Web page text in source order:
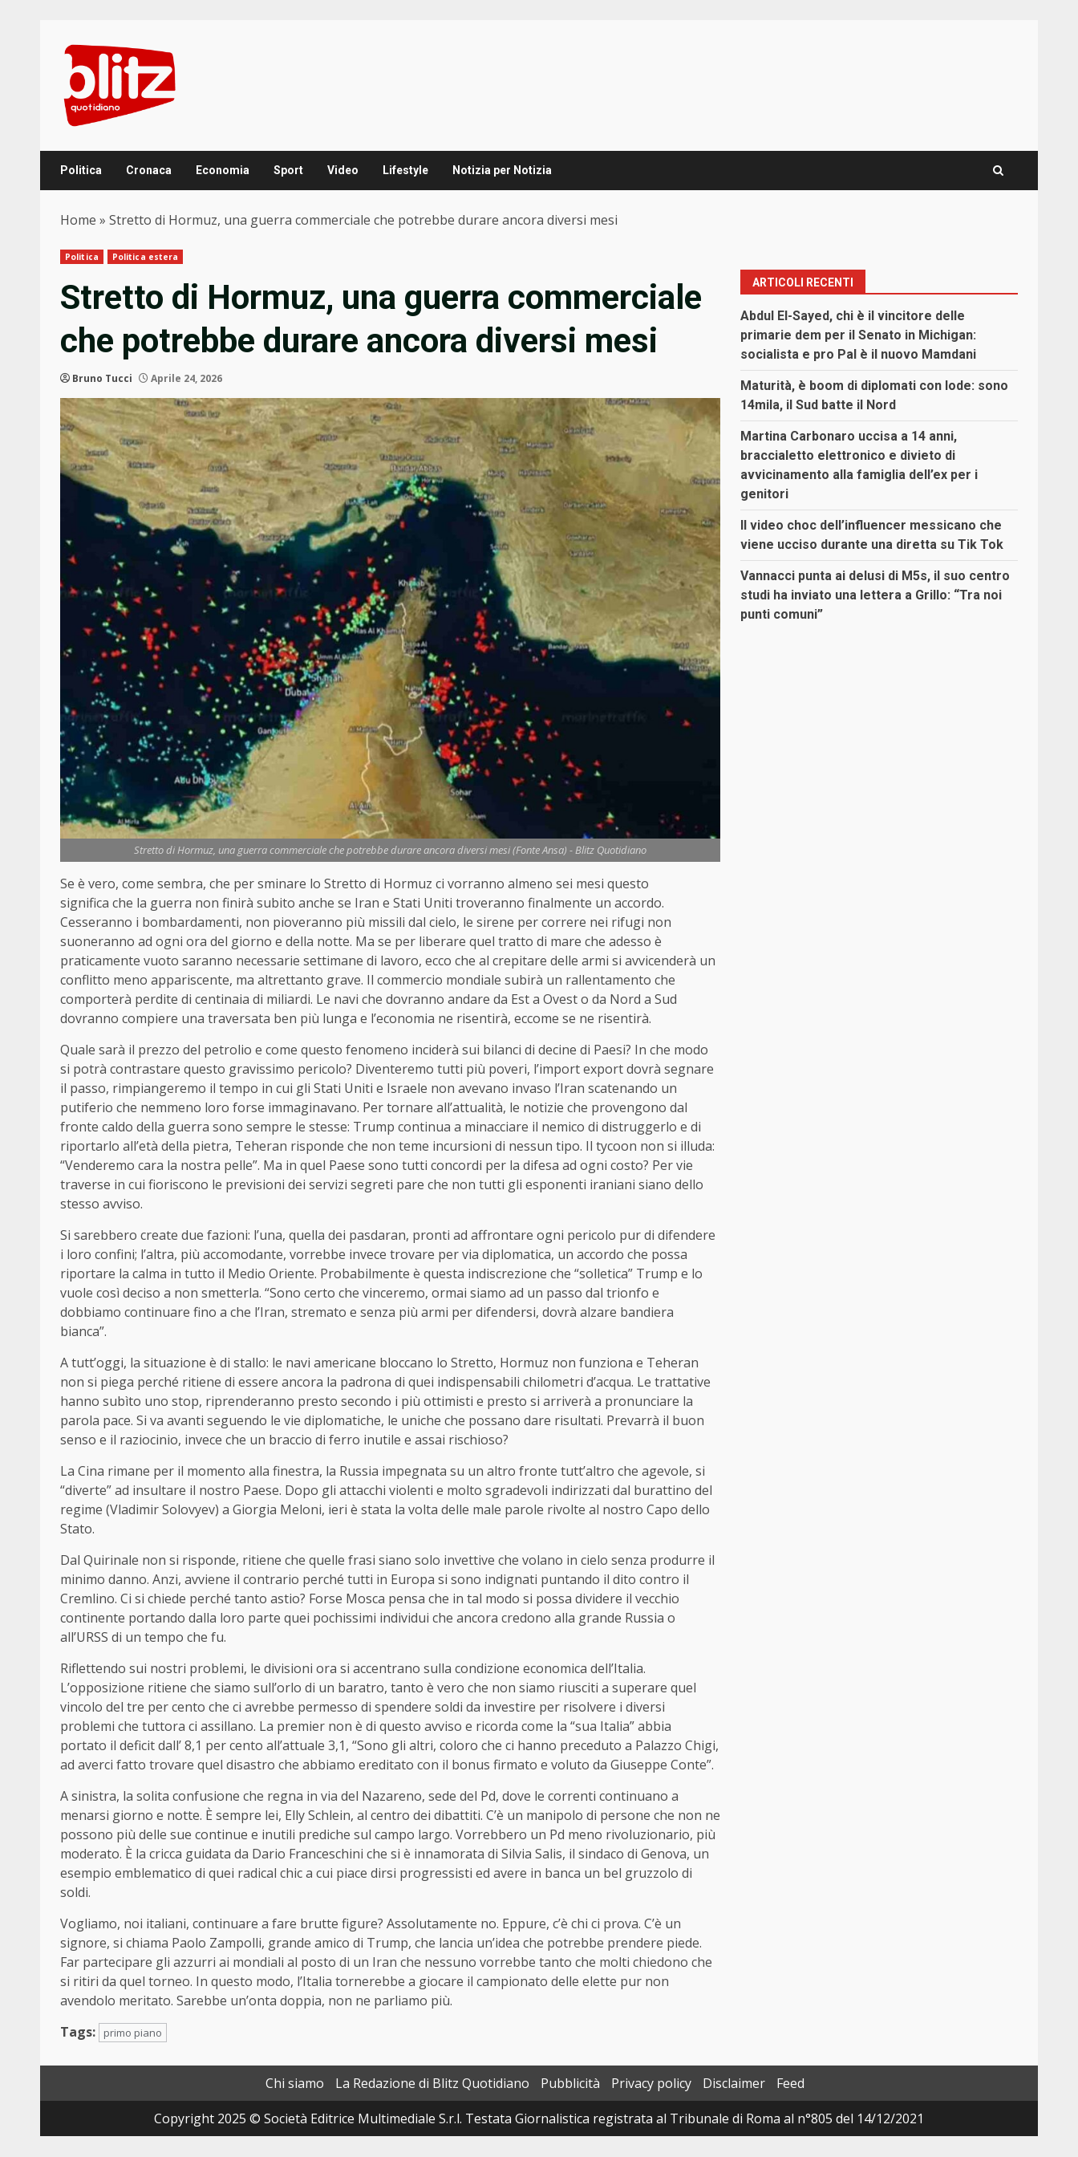
content
Politica Cronaca Economia Sport Video Lifestyle Notizia per Notizia
Home » Stretto di Hormuz, una guerra commerciale che potrebbe durare ancora diversi mesi
Politica Politica estera
Stretto di Hormuz, una guerra commerciale
che potrebbe durare ancora diversi mesi
Bruno Tucci Aprile 24, 2026
Stretto di Hormuz, una guerra commerciale che potrebbe durare ancora diversi mesi (Fonte Ansa) - Blitz Quotidiano
Se è vero, come sembra, che per sminare lo Stretto di Hormuz ci vorranno almeno sei mesi questo
significa che la guerra non finirà subito anche se Iran e Stati Uniti troveranno finalmente un accordo.
Cesseranno i bombardamenti, non pioveranno più missili dal cielo, le sirene per correre nei rifugi non
suoneranno ad ogni ora del giorno e della notte. Ma se per liberare quel tratto di mare che adesso è
praticamente vuoto saranno necessarie settimane di lavoro, ecco che al crepitare delle armi si avvicenderà un
conflitto meno appariscente, ma altrettanto grave. Il commercio mondiale subirà un rallentamento che
comporterà perdite di centinaia di miliardi. Le navi che dovranno andare da Est a Ovest o da Nord a Sud
dovranno compiere una traversata ben più lunga e l’economia ne risentirà, eccome se ne risentirà.
Quale sarà il prezzo del petrolio e come questo fenomeno inciderà sui bilanci di decine di Paesi? In che modo
si potrà contrastare questo gravissimo pericolo? Diventeremo tutti più poveri, l’import export dovrà segnare
il passo, rimpiangeremo il tempo in cui gli Stati Uniti e Israele non avevano invaso l’Iran scatenando un
putiferio che nemmeno loro forse immaginavano. Per tornare all’attualità, le notizie che provengono dal
fronte caldo della guerra sono sempre le stesse: Trump continua a minacciare il nemico di distruggerlo e di
riportarlo all’età della pietra, Teheran risponde che non teme incursioni di nessun tipo. Il tycoon non si illuda:
“Venderemo cara la nostra pelle”. Ma in quel Paese sono tutti concordi per la difesa ad ogni costo? Per vie
traverse in cui fioriscono le previsioni dei servizi segreti pare che non tutti gli esponenti iraniani siano dello
stesso avviso.
Si sarebbero create due fazioni: l’una, quella dei pasdaran, pronti ad affrontare ogni pericolo pur di difendere
i loro confini; l’altra, più accomodante, vorrebbe invece trovare per via diplomatica, un accordo che possa
riportare la calma in tutto il Medio Oriente. Probabilmente è questa indiscrezione che “solletica” Trump e lo
vuole così deciso a non smetterla. “Sono certo che vinceremo, ormai siamo ad un passo dal trionfo e
dobbiamo continuare fino a che l’Iran, stremato e senza più armi per difendersi, dovrà alzare bandiera
bianca”.
A tutt’oggi, la situazione è di stallo: le navi americane bloccano lo Stretto, Hormuz non funziona e Teheran
non si piega perché ritiene di essere ancora la padrona di quei indispensabili chilometri d’acqua. Le trattative
hanno subìto uno stop, riprenderanno presto secondo i più ottimisti e presto si arriverà a pronunciare la
parola pace. Si va avanti seguendo le vie diplomatiche, le uniche che possano dare risultati. Prevarrà il buon
senso e il raziocinio, invece che un braccio di ferro inutile e assai rischioso?
La Cina rimane per il momento alla finestra, la Russia impegnata su un altro fronte tutt’altro che agevole, si
“diverte” ad insultare il nostro Paese. Dopo gli attacchi violenti e molto sgradevoli indirizzati dal burattino del
regime (Vladimir Solovyev) a Giorgia Meloni, ieri è stata la volta delle male parole rivolte al nostro Capo dello
Stato.
Dal Quirinale non si risponde, ritiene che quelle frasi siano solo invettive che volano in cielo senza produrre il
minimo danno. Anzi, avviene il contrario perché tutti in Europa si sono indignati puntando il dito contro il
Cremlino. Ci si chiede perché tanto astio? Forse Mosca pensa che in tal modo si possa dividere il vecchio
continente portando dalla loro parte quei pochissimi individui che ancora credono alla grande Russia o
all’URSS di un tempo che fu.
Riflettendo sui nostri problemi, le divisioni ora si accentrano sulla condizione economica dell’Italia.
L’opposizione ritiene che siamo sull’orlo di un baratro, tanto è vero che non siamo riusciti a superare quel
vincolo del tre per cento che ci avrebbe permesso di spendere soldi da investire per risolvere i diversi
problemi che tuttora ci assillano. La premier non è di questo avviso e ricorda come la “sua Italia” abbia
portato il deficit dall’ 8,1 per cento all’attuale 3,1, “Sono gli altri, coloro che ci hanno preceduto a Palazzo Chigi,
ad averci fatto trovare quel disastro che abbiamo ereditato con il bonus firmato e voluto da Giuseppe Conte”.
A sinistra, la solita confusione che regna in via del Nazareno, sede del Pd, dove le correnti continuano a
menarsi giorno e notte. È sempre lei, Elly Schlein, al centro dei dibattiti. C’è un manipolo di persone che non ne
possono più delle sue continue e inutili prediche sul campo largo. Vorrebbero un Pd meno rivoluzionario, più
moderato. È la cricca guidata da Dario Franceschini che si è innamorata di Silvia Salis, il sindaco di Genova, un
esempio emblematico di quei radical chic a cui piace dirsi progressisti ed avere in banca un bel gruzzolo di
soldi.
Vogliamo, noi italiani, continuare a fare brutte figure? Assolutamente no. Eppure, c’è chi ci prova. C’è un
signore, si chiama Paolo Zampolli, grande amico di Trump, che lancia un’idea che potrebbe prendere piede.
Far partecipare gli azzurri ai mondiali al posto di un Iran che nessuno vorrebbe tanto che molti chiedono che
si ritiri da quel torneo. In questo modo, l’Italia tornerebbe a giocare il campionato delle elette pur non
avendolo meritato. Sarebbe un’onta doppia, non ne parliamo più.
Tags:
primo piano
ARTICOLI RECENTI
Abdul El-Sayed, chi è il vincitore delle
primarie dem per il Senato in Michigan:
socialista e pro Pal è il nuovo Mamdani
Maturità, è boom di diplomati con lode: sono
14mila, il Sud batte il Nord
Martina Carbonaro uccisa a 14 anni,
braccialetto elettronico e divieto di
avvicinamento alla famiglia dell’ex per i
genitori
Il video choc dell’influencer messicano che
viene ucciso durante una diretta su Tik Tok
Vannacci punta ai delusi di M5s, il suo centro
studi ha inviato una lettera a Grillo: “Tra noi
punti comuni”
Chi siamo La Redazione di Blitz Quotidiano Pubblicità Privacy policy Disclaimer
Feed
Copyright 2025 © Società Editrice Multimediale S.r.l. Testata Giornalistica registrata al Tribunale di Roma al n°805 del 14/12/2021